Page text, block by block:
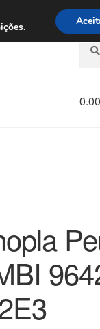
das 9h às 16h
por:
0.00
.